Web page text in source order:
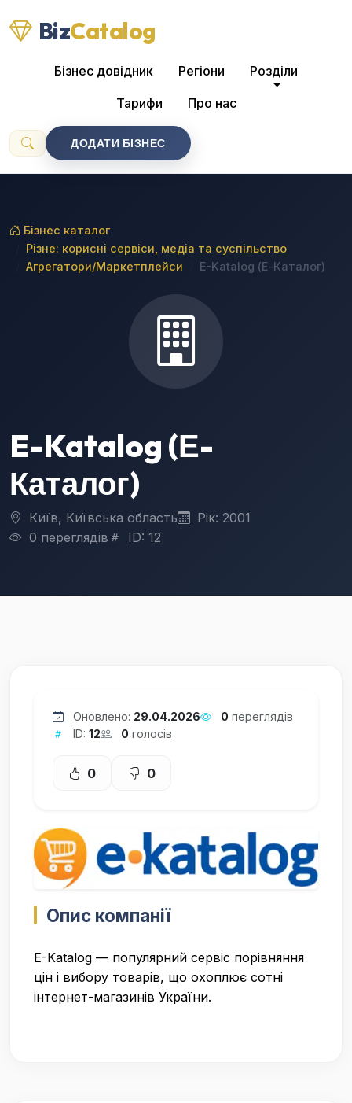
BizCatalog
Бізнес довідник Регіони Розділи
Тарифи Про нас
ДОДАТИ БІЗНЕС
Бізнес каталог
Різне: корисні сервіси, медіа та суспільство
Агрегатори/Маркетплейси
E-Katalog (Е-Каталог)
E-Katalog (Е-
Каталог)
Київ, Київська область
Рік: 2001
0 переглядів
ID: 12
Оновлено: 29.04.2026 0 переглядів
ID: 12 0 голосів
0 0
Опис компанії
E-Katalog — популярний сервіс порівняння
цін і вибору товарів, що охоплює сотні
інтернет-магазинів України.